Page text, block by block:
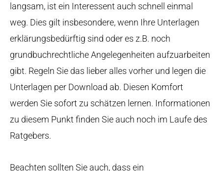
langsam, ist ein Interessent auch schnell einmal
weg. Dies gilt insbesondere, wenn Ihre Unterlagen
erklärungsbedürftig sind oder es z.B. noch
grundbuchrechtliche Angelegenheiten aufzuarbeiten
gibt. Regeln Sie das lieber alles vorher und legen die
Unterlagen per Download ab. Diesen Komfort
werden Sie sofort zu schätzen lernen. Informationen
zu diesem Punkt finden Sie auch noch im Laufe des
Ratgebers.
Beachten sollten Sie auch, dass ein